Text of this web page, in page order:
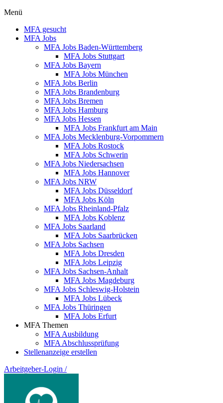
Menü
MFA gesucht
MFA Jobs
MFA Jobs Baden-Württemberg
MFA Jobs Stuttgart
MFA Jobs Bayern
MFA Jobs München
MFA Jobs Berlin
MFA Jobs Brandenburg
MFA Jobs Bremen
MFA Jobs Hamburg
MFA Jobs Hessen
MFA Jobs Frankfurt am Main
MFA Jobs Mecklenburg-Vorpommern
MFA Jobs Rostock
MFA Jobs Schwerin
MFA Jobs Niedersachsen
MFA Jobs Hannover
MFA Jobs NRW
MFA Jobs Düsseldorf
MFA Jobs Köln
MFA Jobs Rheinland-Pfalz
MFA Jobs Koblenz
MFA Jobs Saarland
MFA Jobs Saarbrücken
MFA Jobs Sachsen
MFA Jobs Dresden
MFA Jobs Leipzig
MFA Jobs Sachsen-Anhalt
MFA Jobs Magdeburg
MFA Jobs Schleswig-Holstein
MFA Jobs Lübeck
MFA Jobs Thüringen
MFA Jobs Erfurt
MFA Themen
MFA Ausbildung
MFA Abschlussprüfung
Stellenanzeige erstellen
Arbeitgeber-Login /